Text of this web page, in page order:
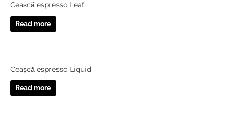
Ceașcă espresso Leaf
Read more
Ceașcă espresso Liquid
Read more